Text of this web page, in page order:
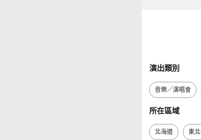
演出類別
音樂／演唱會
所在區域
北海道 東北